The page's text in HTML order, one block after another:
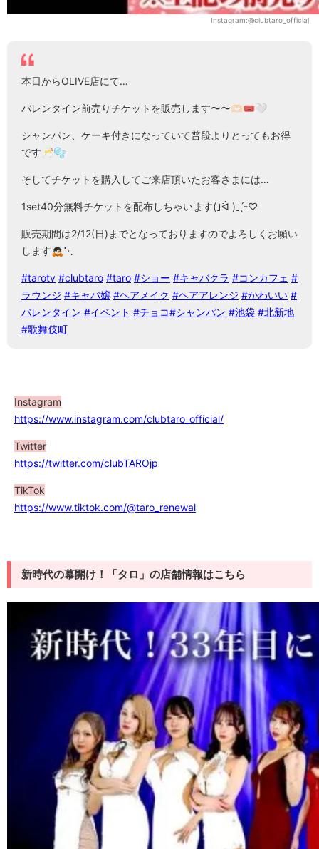
Instagram:@clubtaro_official
本日からOLIVE店にて…
バレンタイン前売りチケットを販売します〜〜🫶🏻🎟🤍
シャンパン、ケーキ付きになっていて普段よりとってもお得
です🥂🫧
そしてチケットを購入してご来店頂いたお客さまには…
1set40分無料チケットを配布しちゃいます(｣ᐛ )｣ ̖́-♡
販売期間は2/12(日)までとなっておりますのでよろしくお願い
します🙇🏻⋱
#tarotv #clubtaro #taro #ショー #キャバクラ #コンカフェ #
ラウンジ #キャバ嬢 #ヘアメイク #ヘアアレンジ #かわいい #
バレンタイン #イベント #チョコ#シャンパン #池袋 #北新地
#歌舞伎町
Instagram
https://www.instagram.com/clubtaro_official/
Twitter
https://twitter.com/clubTAROjp
TikTok
https://www.tiktok.com/@taro_renewal
新時代の幕開け！「タロ」の店舗情報はこちら